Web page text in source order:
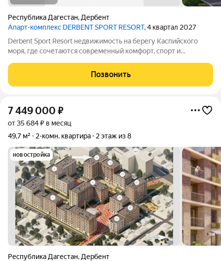
Республика Дагестан, Дербент
Апарт-комплекс DERBENT SPORT RESORT, 4 квартал 2027
Derbent Sport Resort недвижимость на берегу Каспийского
моря, где сочетаются современный комфорт, спорт и
учитывают все потребности современных
Позвонить
7 449 000 ₽
от 35 684 ₽ в месяц
49,7 м²
2-комн. квартира 2 этаж из 8
новостройка
Республика Дагестан, Дербент